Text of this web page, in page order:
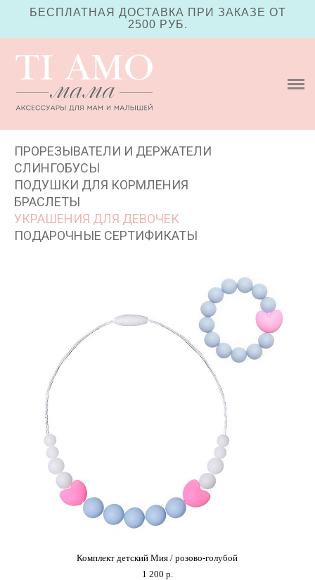
БЕСПЛАТНАЯ ДОСТАВКА ПРИ ЗАКАЗЕ ОТ
2500 РУБ.
Полезно знать
Блог
Оплата и доставка
Где купить
Сертификаты
Контакты
ПРОРЕЗЫВАТЕЛИ И ДЕРЖАТЕЛИ
СЛИНГОБУСЫ
ПОДУШКИ ДЛЯ КОРМЛЕНИЯ
БРАСЛЕТЫ
УКРАШЕНИЯ ДЛЯ ДЕВОЧЕК
ПОДАРОЧНЫЕ СЕРТИФИКАТЫ
Комплект детский Мия / розово-голубой
1 200 p.